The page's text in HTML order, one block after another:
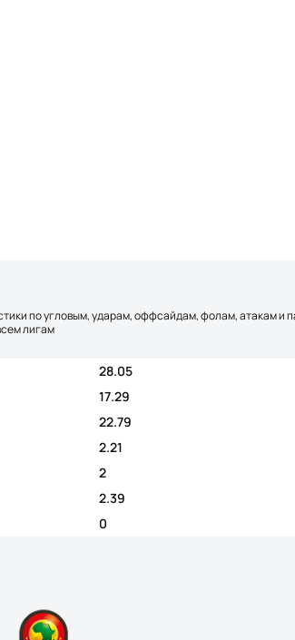
по угловым, ударам, оффсайдам, фолам, атакам
лигам
28.05
17.29
22.79
2.21
2
2.39
0